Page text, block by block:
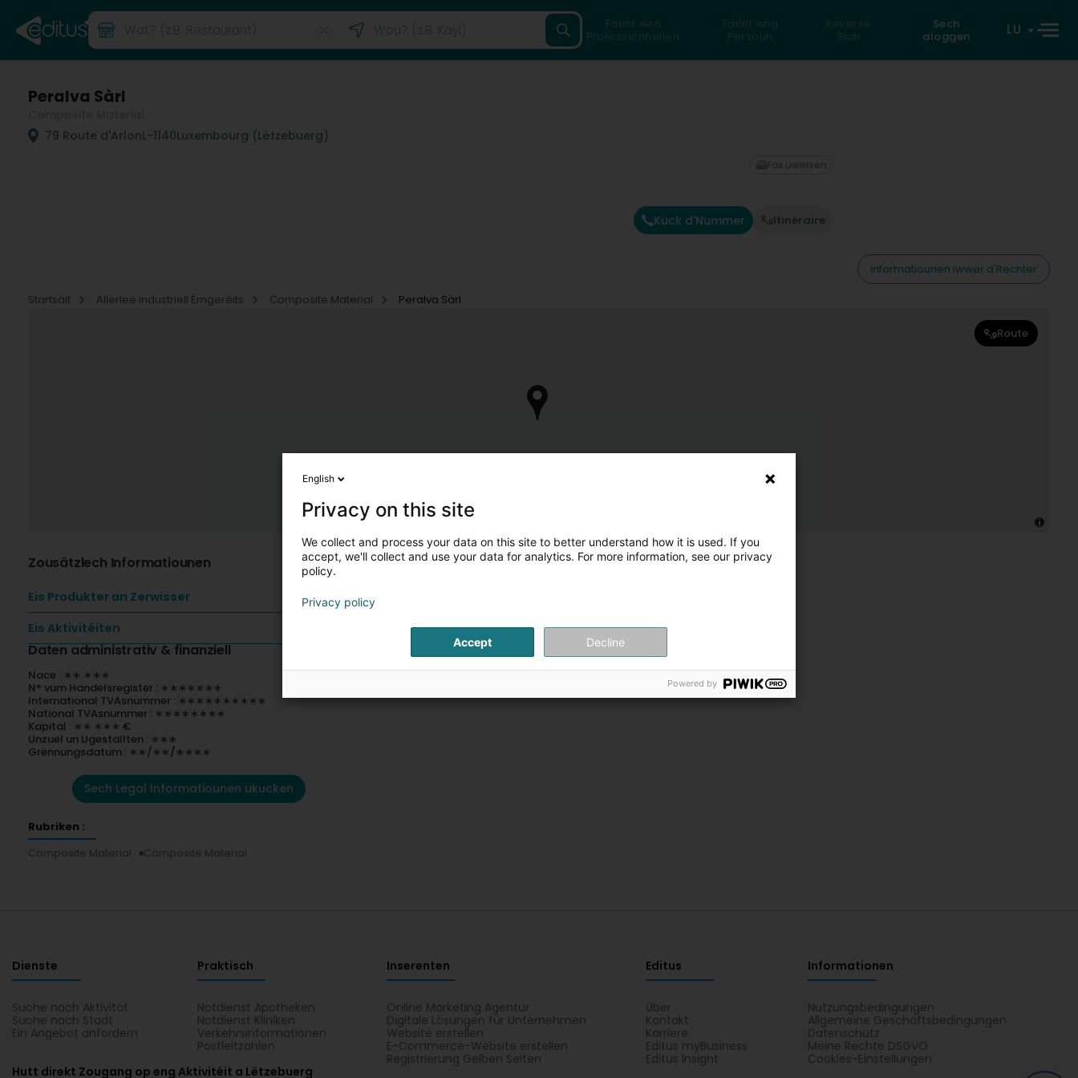
Fannt een
Professionnellen
Fannt eng
Persoun
Reverse
Sich
Sech
aloggen
LU
Peralva Sàrl
79 Route d'ArlonL-1140Luxembourg (Lëtzebuerg)
Kuck d'Nummer Itinéraire
Fax uweisen
Informatiounen iwwer d'Rechter
Startsäit
Allerlee industriell Ëmgeréits Composite Material Peralva Sàrl
Route
Zousätzlech Informatiounen
Eis Produkter an Zerwisser
Eis Aktivitéiten
Daten administrativ & finanziell
Nace : ∗∗.∗∗∗
N° vum Handelsregister : ∗∗∗∗∗∗∗
International TVAsnummer : ∗∗∗∗∗∗∗∗∗∗
National TVAsnummer : ∗∗∗∗∗∗∗∗
Kapital : ∗∗ ∗∗∗ €
Unzuel un Ugestallten : ∗∗∗
Grënnungsdatum : ∗∗/∗∗/∗∗∗∗
Sech Legal Informatiounen ukucken
Rubriken :
Composite Material
Composite Material
Dienste
Suche nach Aktivität
Suche nach Stadt
Ein Angebot anfordern
Praktisch
Notdienst Apotheken
Notdienst Kliniken
Verkehrsinformationen
Postleitzahlen
Inserenten
Online Marketing Agentur
Digitale Lösungen für Unternehmen
Website erstellen
E-Commerce-Website erstellen
Registrierung Gelben Seiten
Editus
Über
Kontakt
Karriere
Editus myBusiness
Editus Insight
Informationen
Nutzungsbedingungen
Allgemeine Geschäftsbedingungen
Datenschutz
Meine Rechte DSGVO
Cookies-Einstellungen
Hutt direkt Zougang op eng Aktivitéit a Lëtzebuerg
English
Privacy on this site
We collect and process your data on this site to better understand how it is used. If you
accept, we'll collect and use your data for analytics. For more information, see our privacy
policy.
Privacy policy
Accept Decline
Powered by